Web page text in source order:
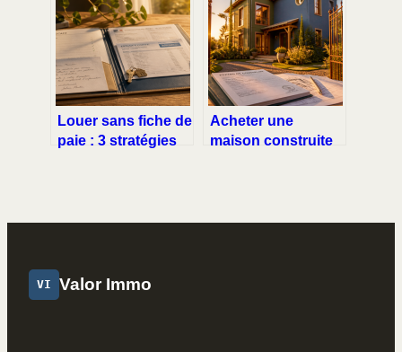
votre patrimoine
personnel ?
facture par deux
Louer sans fiche de
paie : 3 stratégies
Acheter une
maison construite
VI Valor Immo